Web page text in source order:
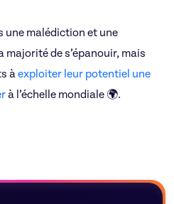
une malédiction et une
majorité de s’épanouir, mais
àexploiter leur potentiel une
à l’échelle mondiale 🌍.